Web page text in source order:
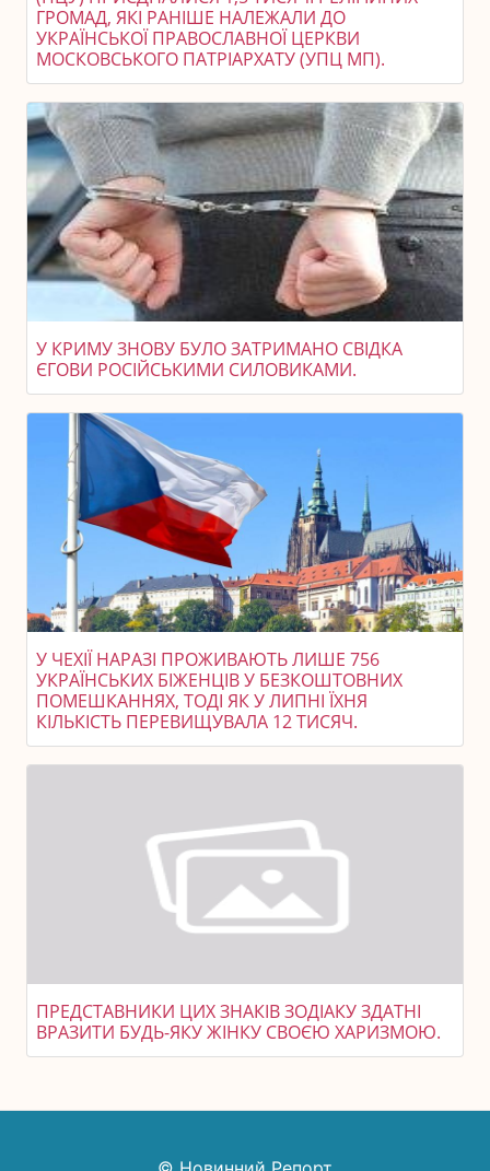
ГРОМАД, ЯКІ РАНІШЕ НАЛЕЖАЛИ ДО
УКРАЇНСЬКОЇ ПРАВОСЛАВНОЇ ЦЕРКВИ
МОСКОВСЬКОГО ПАТРІАРХАТУ (УПЦ МП).
У КРИМУ ЗНОВУ БУЛО ЗАТРИМАНО СВІДКА
ЄГОВИ РОСІЙСЬКИМИ СИЛОВИКАМИ.
У ЧЕХІЇ НАРАЗІ ПРОЖИВАЮТЬ ЛИШЕ 756
УКРАЇНСЬКИХ БІЖЕНЦІВ У БЕЗКОШТОВНИХ
ПОМЕШКАННЯХ, ТОДІ ЯК У ЛИПНІ ЇХНЯ
КІЛЬКІСТЬ ПЕРЕВИЩУВАЛА 12 ТИСЯЧ.
ПРЕДСТАВНИКИ ЦИХ ЗНАКІВ ЗОДІАКУ ЗДАТНІ
ВРАЗИТИ БУДЬ-ЯКУ ЖІНКУ СВОЄЮ ХАРИЗМОЮ.